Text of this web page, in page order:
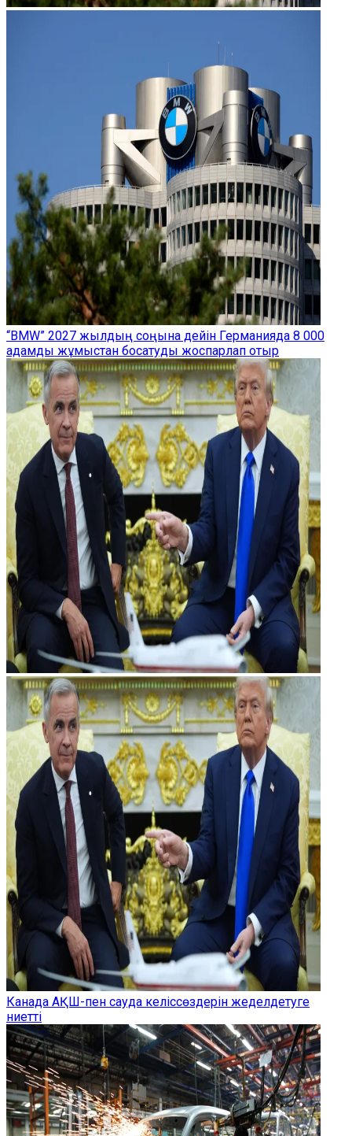
“BMW” 2027 жылдың соңына дейін Германияда 8 000
адамды жұмыстан босатуды жоспарлап отыр
Канада АҚШ-пен сауда келіссөздерін жеделдетуге
ниетті